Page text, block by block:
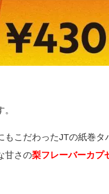
もこだわったJTの紙巻タ
甘さの梨フレーバーカプ